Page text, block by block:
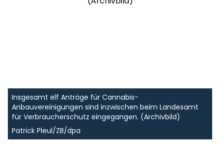
Insgesamt elf Anträge für Cannabis-
Anbauvereinigungen sind inzwischen beim Landesamt
für Verbraucherschutz eingegangen. (Archivbild)
Patrick Pleul/ZB/dpa